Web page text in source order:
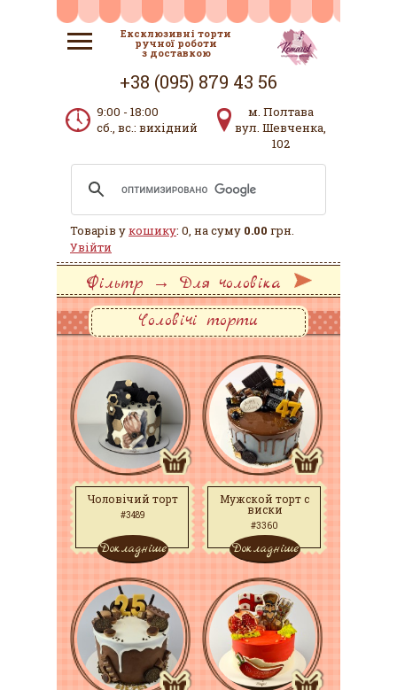
Ексклюзивні торти
ручної роботи
з доставкою
+38 (095) 879 43 56
9:00 - 18:00
сб., вс.: вихідний
м. Полтава
вул. Шевченка,
102
Товарів укошику: 0, на суму 0.00 грн.
Увійти
Фільтр → Для чоловіка
Чоловічі торти
Чоловічий торт
#3489
Докладніше
Мужской торт с
виски
#3360
Докладніше